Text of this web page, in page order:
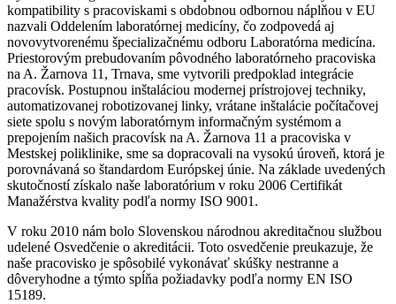
kompatibility s pracoviskami s obdobnou odbornou náplňou v EU
nazvali Oddelením laboratórnej medicíny, čo zodpovedá aj
novovytvorenému špecializačnému odboru Laboratórna medicína.
Priestorovým prebudovaním pôvodného laboratórneho pracoviska
na A. Žarnova 11, Trnava, sme vytvorili predpoklad integrácie
pracovísk. Postupnou inštaláciou modernej prístrojovej techniky,
automatizovanej robotizovanej linky, vrátane inštalácie počítačovej
siete spolu s novým laboratórnym informačným systémom a
prepojením našich pracovísk na A. Žarnova 11 a pracoviska v
Mestskej poliklinike, sme sa dopracovali na vysokú úroveň, ktorá je
porovnávaná so štandardom Európskej únie. Na základe uvedených
skutočností získalo naše laboratórium v roku 2006 Certifikát
Manažérstva kvality podľa normy ISO 9001.
V roku 2010 nám bolo Slovenskou národnou akreditačnou službou
udelené Osvedčenie o akreditácii. Toto osvedčenie preukazuje, že
naše pracovisko je spôsobilé vykonávať skúšky nestranne a
dôveryhodne a týmto spĺňa požiadavky podľa normy EN ISO
15189.